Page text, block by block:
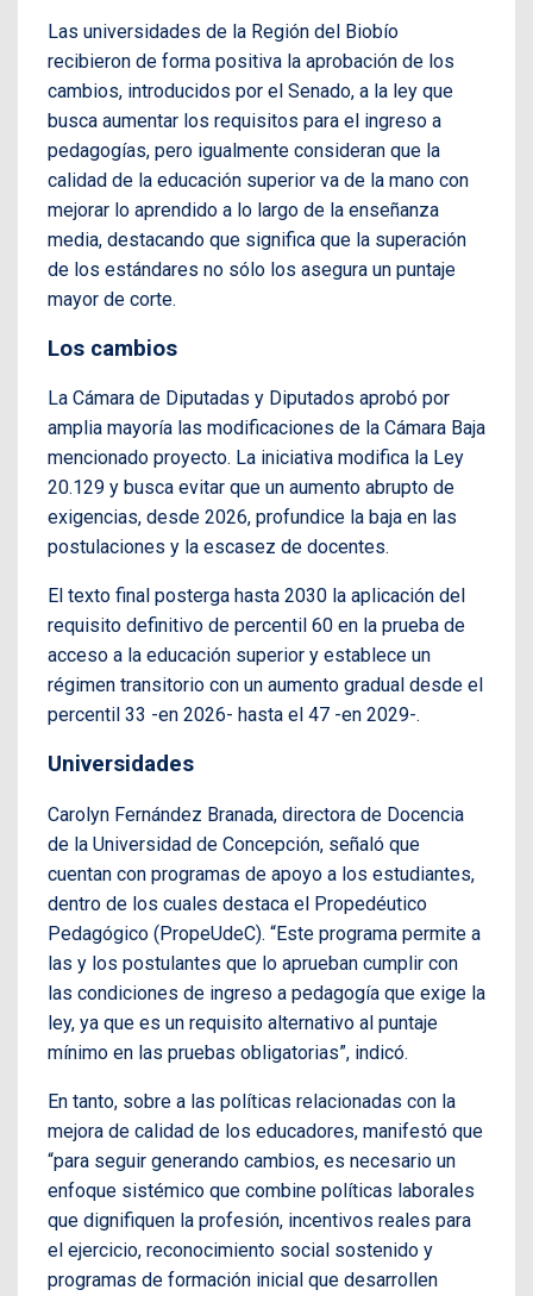
Las universidades de la Región del Biobío
recibieron de forma positiva la aprobación de los
cambios, introducidos por el Senado, a la ley que
busca aumentar los requisitos para el ingreso a
pedagogías, pero igualmente consideran que la
calidad de la educación superior va de la mano con
mejorar lo aprendido a lo largo de la enseñanza
media, destacando que significa que la superación
de los estándares no sólo los asegura un puntaje
mayor de corte.
Los cambios
La Cámara de Diputadas y Diputados aprobó por
amplia mayoría las modificaciones de la Cámara Baja
mencionado proyecto. La iniciativa modifica la Ley
20.129 y busca evitar que un aumento abrupto de
exigencias, desde 2026, profundice la baja en las
postulaciones y la escasez de docentes.
El texto final posterga hasta 2030 la aplicación del
requisito definitivo de percentil 60 en la prueba de
acceso a la educación superior y establece un
régimen transitorio con un aumento gradual desde el
percentil 33 -en 2026- hasta el 47 -en 2029-.
Universidades
Carolyn Fernández Branada, directora de Docencia
de la Universidad de Concepción, señaló que
cuentan con programas de apoyo a los estudiantes,
dentro de los cuales destaca el Propedéutico
Pedagógico (PropeUdeC). “Este programa permite a
las y los postulantes que lo aprueban cumplir con
las condiciones de ingreso a pedagogía que exige la
ley, ya que es un requisito alternativo al puntaje
mínimo en las pruebas obligatorias”, indicó.
En tanto, sobre a las políticas relacionadas con la
mejora de calidad de los educadores, manifestó que
“para seguir generando cambios, es necesario un
enfoque sistémico que combine políticas laborales
que dignifiquen la profesión, incentivos reales para
el ejercicio, reconocimiento social sostenido y
programas de formación inicial que desarrollen